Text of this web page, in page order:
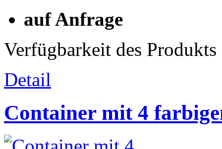
auf Anfrage
Verfügbarkeit des Produkts
Detail
Container mit 4